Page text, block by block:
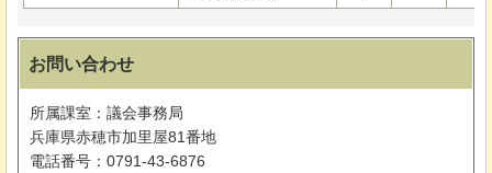
お問い合わせ
所属課室：議会事務局
兵庫県赤穂市加里屋81番地
電話番号：0791-43-6876